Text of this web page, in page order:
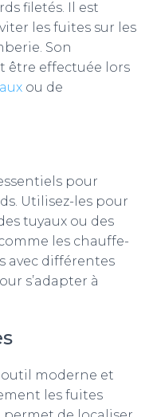
filetés. Il est
les fuites sur les
Son
être effectuée lors
ou de
pour
Utilisez-les pour
tuyaux ou des
les chauffe-
avec différentes
s’adapter à
moderne et
les fuites